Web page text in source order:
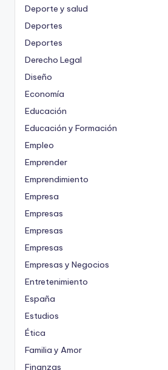
Deporte y salud
Deportes
Deportes
Derecho Legal
Diseño
Economía
Educación
Educación y Formación
Empleo
Emprender
Emprendimiento
Empresa
Empresas
Empresas
Empresas
Empresas y Negocios
Entretenimiento
España
Estudios
Ética
Familia y Amor
Finanzas